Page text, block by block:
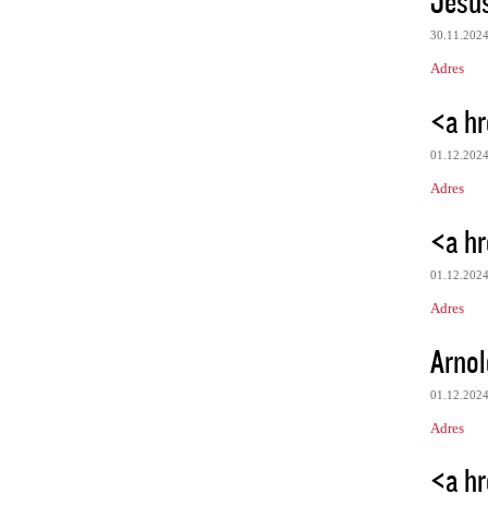
30.11.2024
Adres
<a
01.12.2024
Adres
<a
01.12.2024
Adres
01.12.2024
Adres
<a